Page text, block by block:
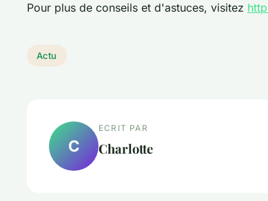
Pour plus de conseils et d'astuces, visitez
Actu
C
ECRIT PAR
Charlotte